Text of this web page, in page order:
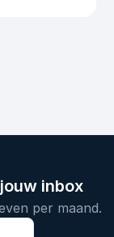
inbox
per maand.